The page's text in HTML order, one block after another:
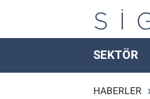
SEKTÖR
HABERLER
Nöbetçi Eczaneler
Hava Durumu